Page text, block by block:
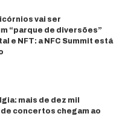
vai ser
“parque de diversões”
e NFT: a NFC Summit está
mais de dez mil
concertos chegam ao